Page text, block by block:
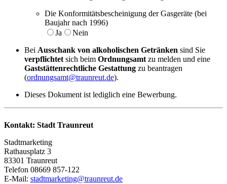
Die Konformitätsbescheinigung der Gasgeräte (bei
Baujahr nach 1996)
Ja
Nein
Bei Ausschank von alkoholischen Getränken sind Sie
verpflichtetsich beim Ordnungsamtzu melden und eine
Gaststättenrechtliche Gestattung zu beantragen
(ordnungsamt@traunreut.de).
Dieses Dokument ist lediglich eine Bewerbung.
Kontakt: Stadt Traunreut
Stadtmarketing
Rathausplatz 3
83301 Traunreut
Telefon 08669 857-122
E-Mail: stadtmarketing@traunreut.de